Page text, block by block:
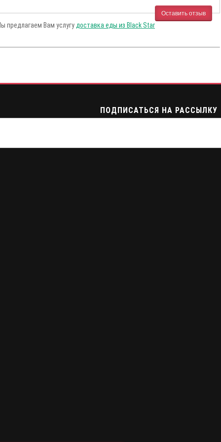
Оставить отзыв
предлагаем Вам услугу доставка еды из Black Star
ПОДПИСАТЬСЯ НА РАССЫЛКУ